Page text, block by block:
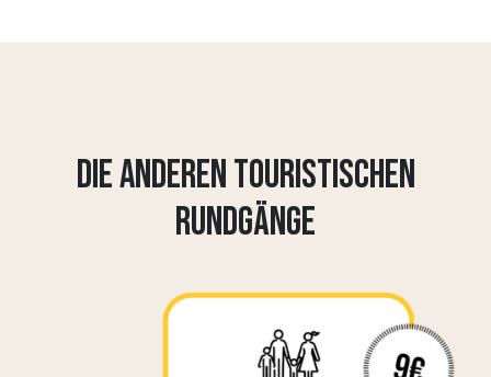
DIE ANDEREN TOURISTISCHEN
RUNDGÄNGE